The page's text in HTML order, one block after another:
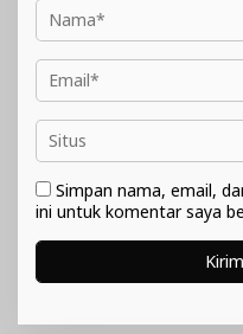
Simpan nama, email,
ini untuk komentar saya